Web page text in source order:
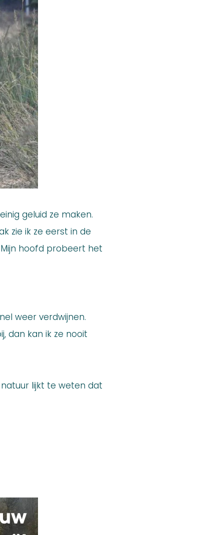
geluid ze maken.
zie ik ze eerst in de
hoofd probeert het
weer verdwijnen.
dan kan ik ze nooit
lijkt te weten dat